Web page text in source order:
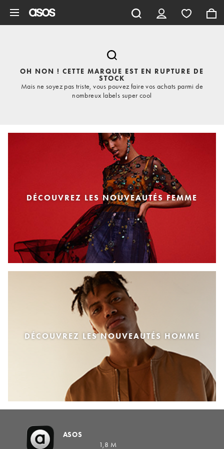
OH NON ! CETTE MARQUE EST EN RUPTURE DE
STOCK
Mais ne soyez pas triste, vous pouvez faire vos achats parmi de
nombreux labels super cool
DÉCOUVREZ LES NOUVEAUTÉS FEMME
DÉCOUVREZ LES NOUVEAUTÉS HOMME
ASOS
1,8 M